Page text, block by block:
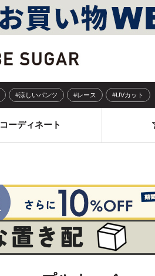
#涼しいパンツ #レース #UVカット
コーディネート